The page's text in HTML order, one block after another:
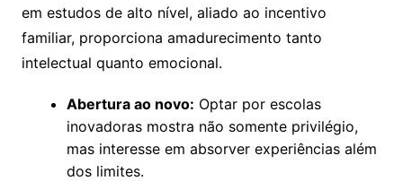
em estudos de alto nível, aliado ao incentivo
familiar, proporciona amadurecimento tanto
intelectual quanto emocional.
Abertura ao novo: Optar por escolas
inovadoras mostra não somente privilégio,
mas interesse em absorver experiências além
dos limites.